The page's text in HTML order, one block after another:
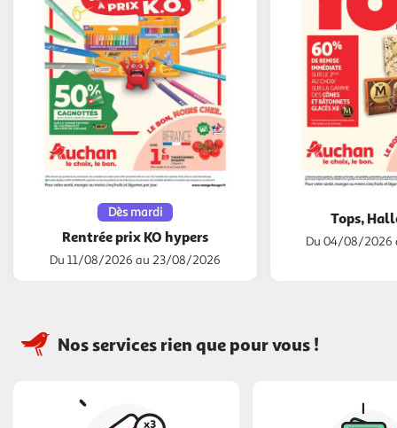
Dès mardi
Rentrée prix KO hypers
Du 11/08/2026 au 23/08/2026
Tops,
Du 04/08/2026
Nos services rien que pour vous !